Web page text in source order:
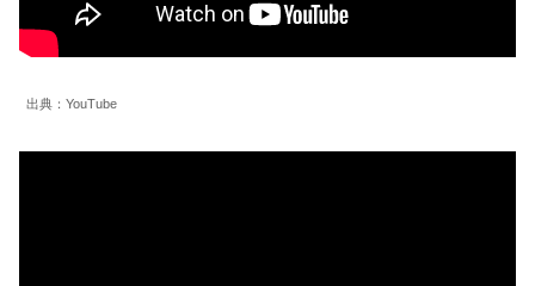
出典：YouTube